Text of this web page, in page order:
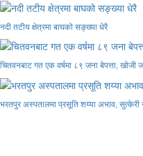
नदी तटीय क्षेत्रमा बाघको सङ्ख्या धेरै
चितवनबाट गत एक वर्षमा ८९ जना बेपत्ता, खोजी
भरतपुर अस्पतालमा प्रसूति शय्या अभाव, सुत्केरी